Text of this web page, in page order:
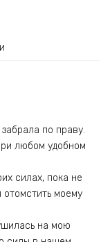
по праву.
любом удобном
силах, пока не
отомстить моему
на мою